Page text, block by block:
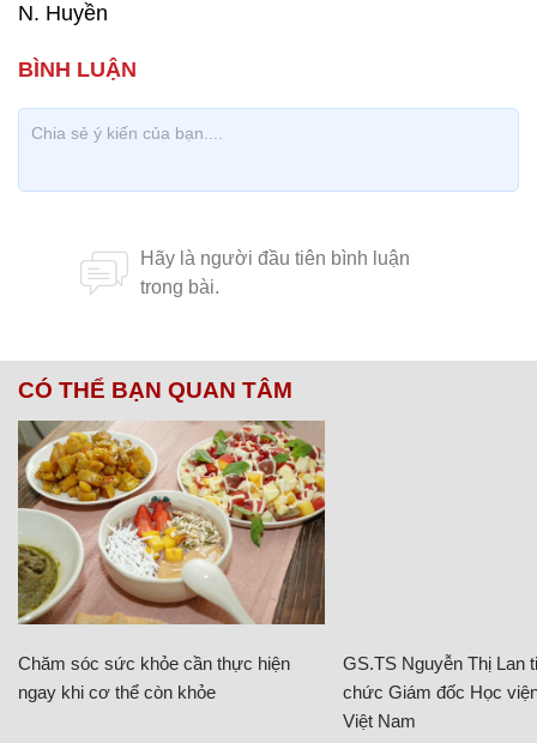
N. Huyền
CÓ THỂ BẠN QUAN TÂM
Chăm sóc sức khỏe cần thực hiện
ngay khi cơ thể còn khỏe
GS.TS Nguyễn Thị Lan
chức Giám đốc Học
Việt Nam